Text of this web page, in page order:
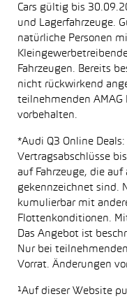
Cars gültig bis
und Lagerfahrzeuge.
natürliche Personen
Fahrzeugen. Bereits
nicht rückwirkend
teilnehmenden AMAG
vorbehalten.
*Audi Q3 Online
Vertragsabschlüsse
auf Fahrzeuge, die auf
gekennzeichnet sind.
kumulierbar mit
Flottenkonditionen.
Das Angebot ist
Nur bei
Vorrat. Änderungen
¹Auf dieser Website